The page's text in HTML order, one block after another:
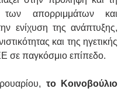
των απορριμμάτων και
ενίχυση της ανάπτυξης,
και της ηγετικής
σε παγκόσμιο επίπεδο.
το Κοινοβούλιο